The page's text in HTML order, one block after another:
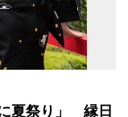
夏祭り」 縁日